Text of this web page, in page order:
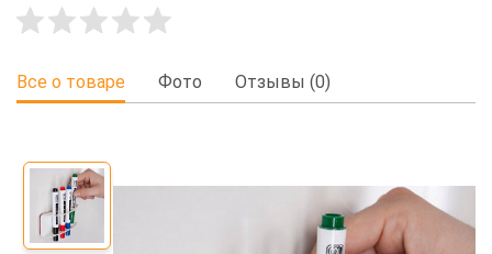
Все о товаре Фото Отзывы (0)